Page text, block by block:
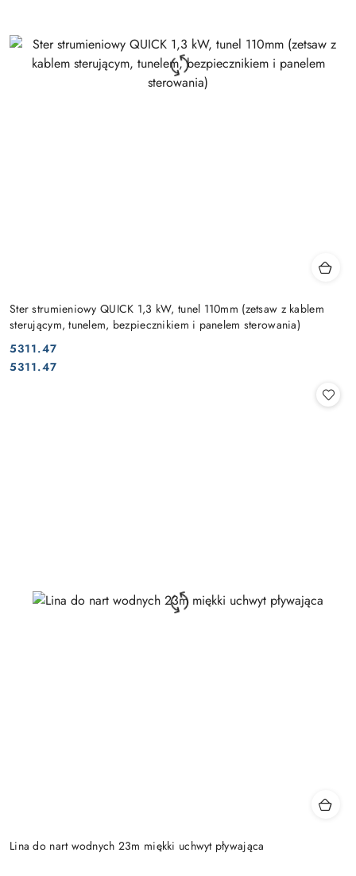
Ster strumieniowy QUICK 1,3 kW, tunel 110mm (zetsaw z kablem
sterującym, tunelem, bezpiecznikiem i panelem sterowania)
Cena:
5311.47
Cena:
5311.47
Lina do nart wodnych 23m miękki uchwyt pływająca